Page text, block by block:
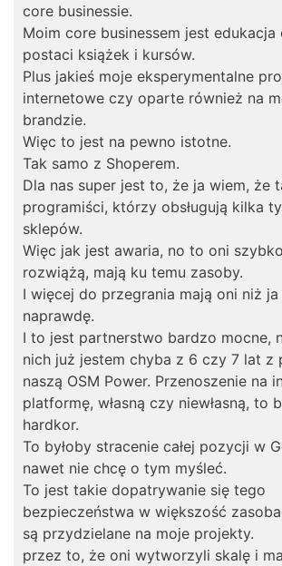
core businessie.
Moim core businessem jest edukacja
postaci książek i kursów.
Plus jakieś moje eksperymentalne
internetowe czy oparte również na
brandzie.
Więc to jest na pewno istotne.
Tak samo z Shoperem.
Dla nas super jest to, że ja wiem, że
programiści, którzy obsługują kilka
sklepów.
Więc jak jest awaria, no to oni
rozwiążą, mają ku temu zasoby.
I więcej do przegrania mają oni niż
naprawdę.
I to jest partnerstwo bardzo mocne,
nich już jestem chyba z 6 czy 7 lat z
naszą OSM Power. Przenoszenie na
platformę, własną czy niewłasną, to
hardkor.
To byłoby stracenie całej pozycji w
nawet nie chcę o tym myśleć.
To jest takie dopatrywanie się tego
bezpieczeństwa w większość
są przydzielane na moje projekty.
przez to, że oni wytworzyli skalę i